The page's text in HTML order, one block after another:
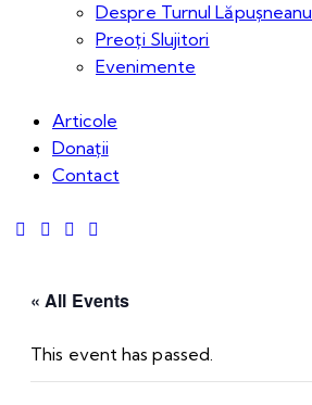
Despre Turnul Lăpușneanu
Preoți Slujitori
Evenimente
Articole
Donații
Contact
« All Events
This event has passed.